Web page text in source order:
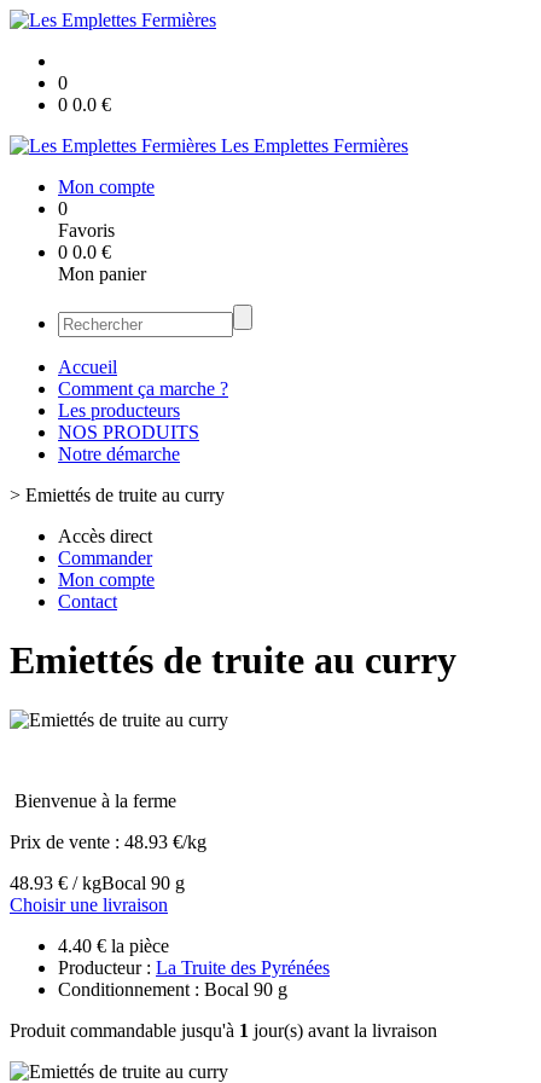
0
0 0.0 €
Les Emplettes Fermières
Mon compte
0
Favoris
0 0.0 €
Mon panier
Accueil
Comment ça marche ?
Les producteurs
NOS PRODUITS
Notre démarche
> Emiettés de truite au curry
Accès direct
Commander
Mon compte
Contact
Emiettés de truite au curry
Bienvenue à la ferme
Prix de vente : 48.93 €/kg
48.93 € / kgBocal 90 g
Choisir une livraison
4.40 € la pièce
Producteur : La Truite des Pyrénées
Conditionnement : Bocal 90 g
Produit commandable jusqu'à 1 jour(s) avant la livraison